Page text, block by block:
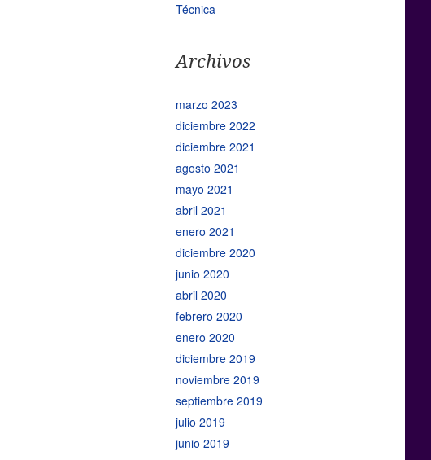
Técnica
Archivos
marzo 2023
diciembre 2022
diciembre 2021
agosto 2021
mayo 2021
abril 2021
enero 2021
diciembre 2020
junio 2020
abril 2020
febrero 2020
enero 2020
diciembre 2019
noviembre 2019
septiembre 2019
julio 2019
junio 2019